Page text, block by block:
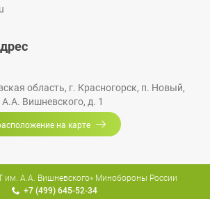
область, г. Красногорск, п. Новый,
А.А. Вишневского, д. 1
на карте
А.А. Вишневского» Минобороны России
+7 (499) 645-52-34